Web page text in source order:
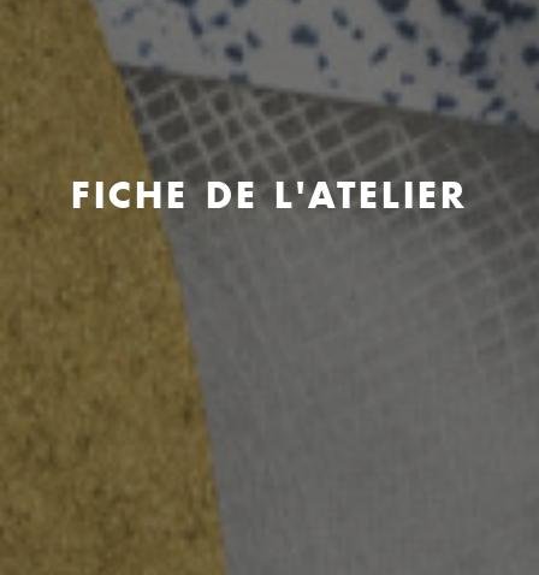
FICHE DE L'ATELIER